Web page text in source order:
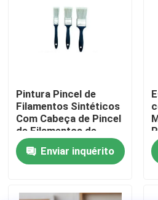
Fale Conosco
Todos os casos
Pincel para Casa
Pincel de Filamento Sintético
Pintura Pincel de
Filamentos Sintéticos
Com Cabeça de Pincel
de Filamentos de
Poliéster Oculta e Cor
Branca Brilhante
Projetado para
Tinta
Enviar inquérito